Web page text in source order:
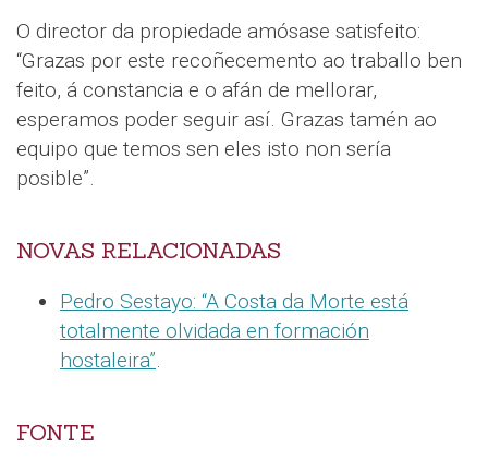
O director da propiedade amósase satisfeito:
“Grazas por este recoñecemento ao traballo ben
feito, á constancia e o afán de mellorar,
esperamos poder seguir así. Grazas tamén ao
equipo que temos sen eles isto non sería
posible”.
NOVAS RELACIONADAS
Pedro Sestayo: “A Costa da Morte está
totalmente olvidada en formación
hostaleira”
FONTE